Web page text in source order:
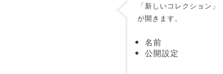
「新しいコレクション」
が開きます。
名前
公開設定